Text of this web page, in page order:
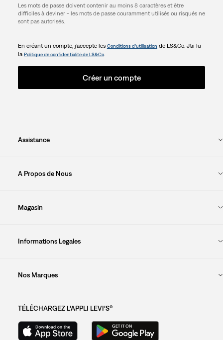
Les mots de passe doivent contenir au moins 8 caractères et être
difficiles à deviner - les mots de passe couramment utilisés ou risqués ne
sont pas autorisés.
En créant un compte, j’accepte les Conditions d’utilisation de LS&Co. J’ai lu
la Politique de confidentialité de LS&Co.
Créer un compte
Assistance
A Propos de Nous
Magasin
Informations Legales
Nos Marques
TÉLÉCHARGEZ L’APPLI LEVI’S®